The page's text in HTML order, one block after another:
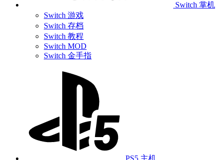
Switch 掌机
Switch 游戏
Switch 存档
Switch 教程
Switch MOD
Switch 金手指